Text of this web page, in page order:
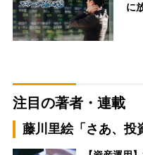
に
注目の著者・連載
藤川里絵「さあ、投